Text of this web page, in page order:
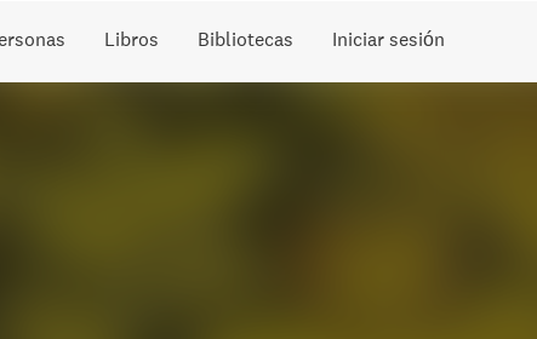
Libros Bibliotecas Iniciar sesión